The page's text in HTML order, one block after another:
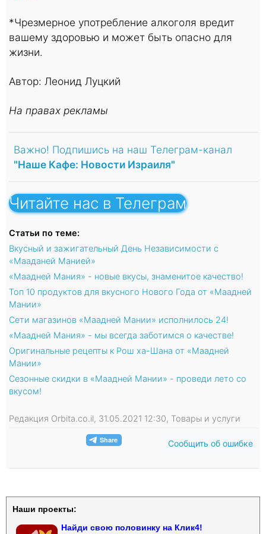
*Чрезмерное употребление алкоголя вредит
вашему здоровью и может быть опасно для
жизни.
Автор: Леонид Луцкий
На правах рекламы
Важно! Подпишись на наш Телеграм-канал
"Наше Кафе: Новости Израиля"
Читайте нас в Телеграм
Статьи по теме:
Вкусный и зажигательный День Независимости с
«Мааданей Манией»
«Маадней Мания» - новые вкусы, знаменитое качество!
Топ 10 продуктов для вкусного Нового Года от «Маадней
Мании»
Сети магазинов «Маадней Мании» исполнилось 24!
«Маадней Мания» - мы всегда заботимся о качестве!
Оригинальные рецепты к Рош ха-Шана от «Маадней
Мании»
Сезонные скидки в «Маадней Мании» - проведи лето со
вкусом!
Редакция Orbita.co.il, 31.05.2021 12:30, Товары и услуги
Сообщить об ошибке
Наши проекты:
Найди свою половинку на Клик4!